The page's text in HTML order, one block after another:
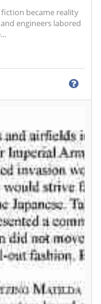
fiction became reality
engineers labored